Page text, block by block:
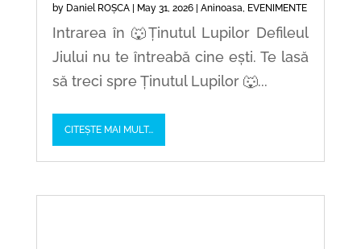
by Daniel ROȘCA| May 31, 2026| Aninoasa, EVENIMENTE
Intrarea în 🐺Ținutul Lupilor Defileul
Jiului nu te întreabă cine ești. Te lasă
să treci spre Ținutul Lupilor 🐺...
CITEȘTE MAI MULT...